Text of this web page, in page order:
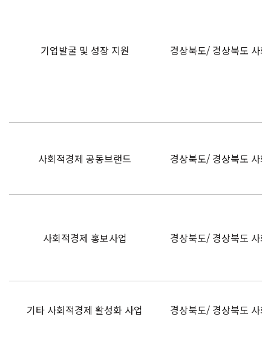
기업발굴 및 성장 지원 경상북도/ 경상북도 사
사회적경제 공동브랜드 경상북도/ 경상북도 사
사회적경제 홍보사업 경상북도/ 경상북도 사
기타 사회적경제 활성화 사업 경상북도/ 경상북도 사